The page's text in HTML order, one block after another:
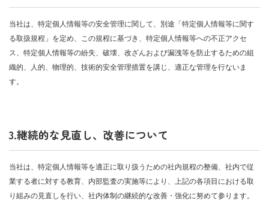
当社は、特定個人情報等の安全管理に関して、別途「特定個人情報等に関す
る取扱規程」を定め、この規程に基づき、特定個人情報等への不正アクセ
ス、特定個人情報等の紛失、破壊、改ざんおよび漏洩等を防止するための組
織的、人的、物理的、技術的安全管理措置を講じ、適正な管理を行ないま
す。
3.継続的な見直し、改善について
当社は、特定個人情報等を適正に取り扱うための社内規程の整備、社内で従
業する者に対する教育、内部監査の実施等により、上記の各項目における取
り組みの見直しを行い、社内体制の継続的な改善・強化に努めて参ります。